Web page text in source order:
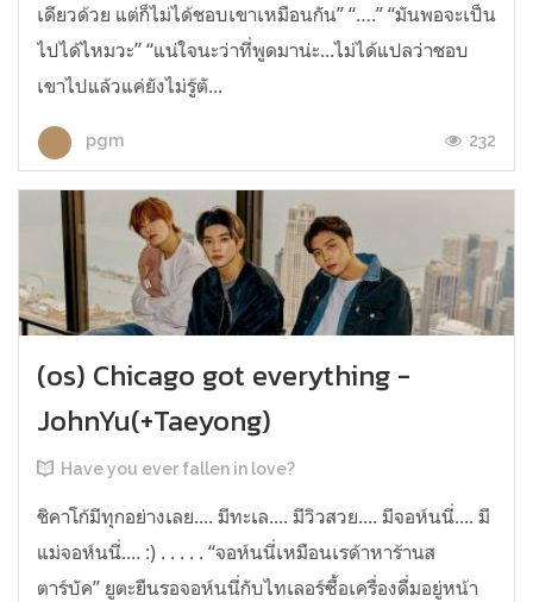
เดียวด้วย แต่ก็ไม่ได้ชอบเขาเหมือนกัน” “….” “มันพอจะเป็น
ไปได้ไหมวะ” “แน่ใจนะว่าที่พูดมาน่ะ...ไม่ได้แปลว่าชอบ
เขาไปแล้วแค่ยังไม่รู้ตั...
pgm 232
(os) Chicago got everything -
JohnYu(+Taeyong)
Have you ever fallen in love?
ชิคาโก้มีทุกอย่างเลย.... มีทะเล.... มีวิวสวย.... มีจอห์นนี่.... มี
แม่จอห์นนี่.... :) . . . . . “จอห์นนี่เหมือนเรด้าหาร้านส
ตาร์บัค” ยูตะยืนรอจอห์นนี่กับไทเลอร์ซื้อเครื่องดื่มอยู่หน้า